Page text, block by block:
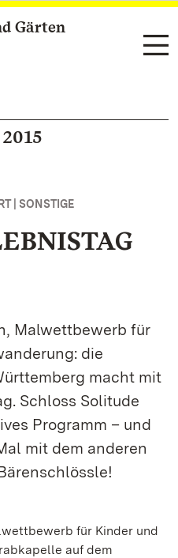
Gärten
| SONSTIGE
Malwettbewerb für
die
macht mit
Schloss Solitude
Programm – und
mit dem anderen
für Kinder und
auf dem